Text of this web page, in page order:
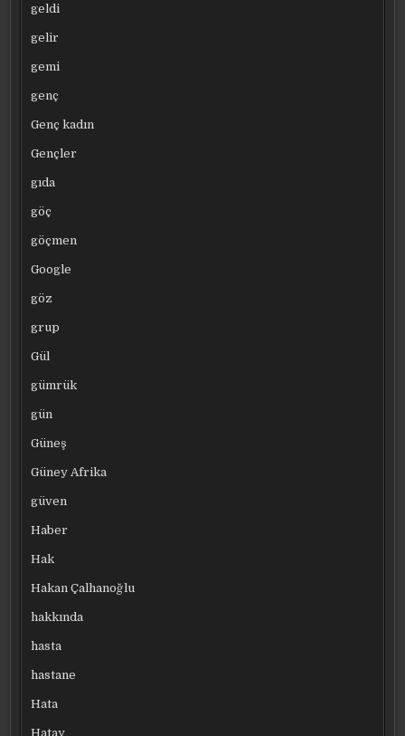
geldi
gelir
gemi
genç
Genç kadın
Gençler
gıda
göç
göçmen
Google
göz
grup
Gül
gümrük
gün
Güneş
Güney Afrika
güven
Haber
Hak
Hakan Çalhanoğlu
hakkında
hasta
hastane
Hata
Hatay